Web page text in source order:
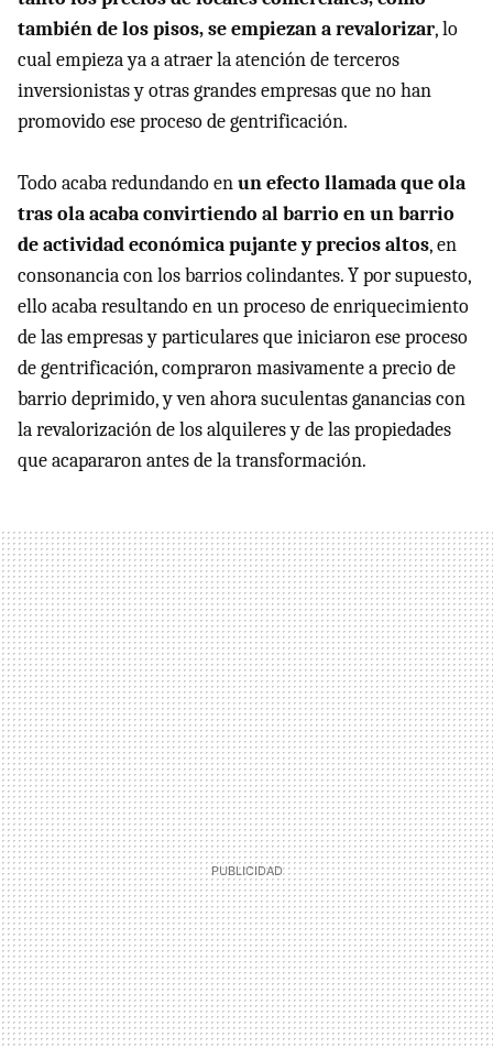
también de los pisos, se empiezan a revalorizar, lo
cual empieza ya a atraer la atención de terceros
inversionistas y otras grandes empresas que no han
promovido ese proceso de gentrificación.
Todo acaba redundando enun efecto llamada que ola
tras ola acaba convirtiendo al barrio en un barrio
de actividad económica pujante y precios altos, en
consonancia con los barrios colindantes. Y por supuesto,
ello acaba resultando en un proceso de enriquecimiento
de las empresas y particulares que iniciaron ese proceso
de gentrificación, compraron masivamente a precio de
barrio deprimido, y ven ahora suculentas ganancias con
la revalorización de los alquileres y de las propiedades
que acapararon antes de la transformación.